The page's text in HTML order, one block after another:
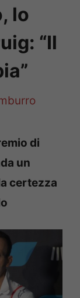
lo
“Il
di
un
certezza